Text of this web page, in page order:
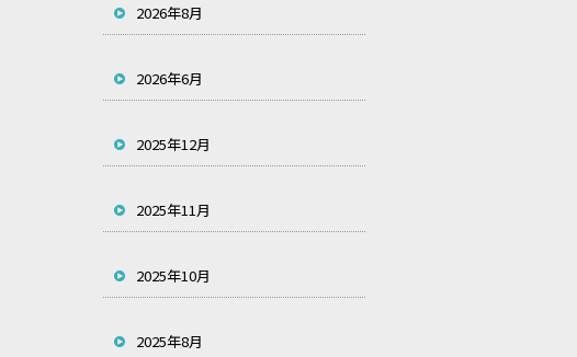
2026年8月
2026年6月
2025年12月
2025年11月
2025年10月
2025年8月